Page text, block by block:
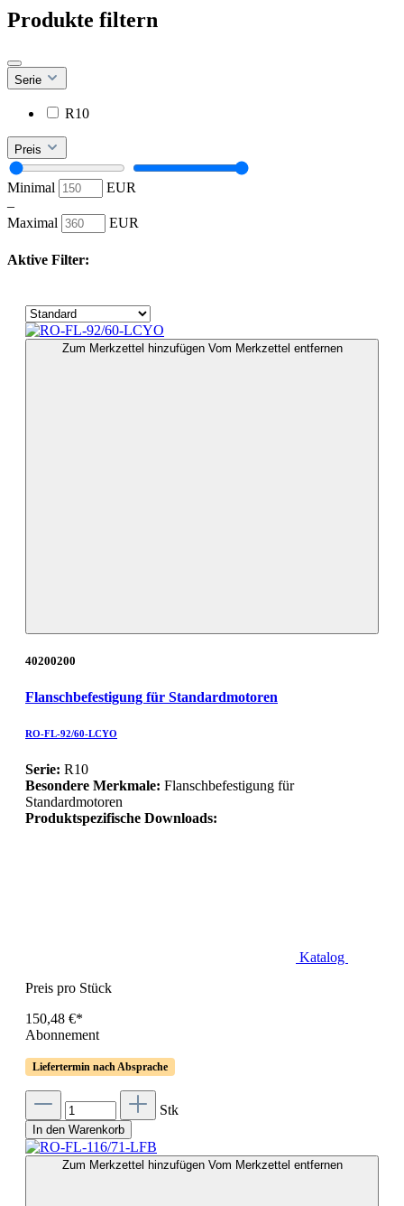
Produkte filtern
Serie
R10
Preis
Minimal
EUR
–
Maximal
EUR
Aktive Filter:
Zum Merkzettel hinzufügen Vom Merkzettel entfernen
40200200
Flanschbefestigung für Standardmotoren
RO-FL-92/60-LCYO
Serie: R10
Besondere Merkmale: Flanschbefestigung für
Standardmotoren
Produktspezifische Downloads:
Katalog
Preis pro Stück
150,48 €*
Abonnement
Liefertermin nach Absprache
Stk
In den Warenkorb
Zum Merkzettel hinzufügen Vom Merkzettel entfernen